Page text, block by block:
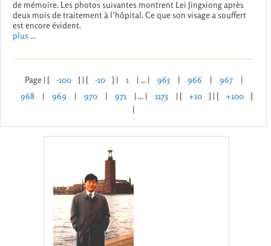
de mémoire. Les photos suivantes montrent Lei Jingxiong après
deux mois de traitement à l’hôpital. Ce que son visage a souffert
est encore évident.
plus ...
Page | [ -100 ] | [ -10 ] | 1 | ... | 965 | 966 | 967
|
968
| 969 | 970 | 971 | ... | 1173 | [ +10 ] | [ +100
]
|